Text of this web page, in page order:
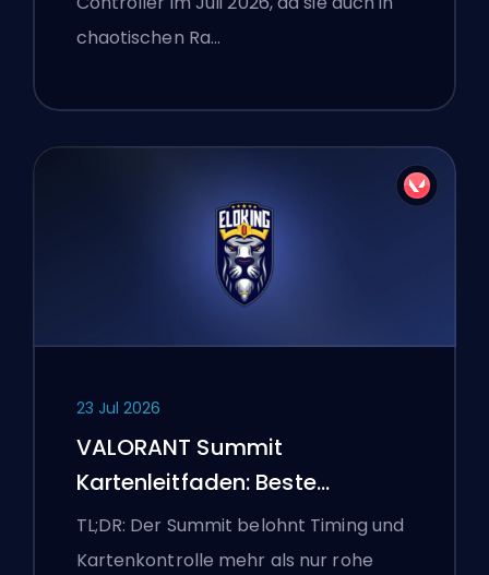
chaotischen Ra…
23 Jul 2026
VALORANT Summit
Kartenleitfaden: Beste
Agenten, Callouts und
Smokes
TL;DR: Der Summit belohnt Timing und
Kartenkontrolle mehr als nur rohe